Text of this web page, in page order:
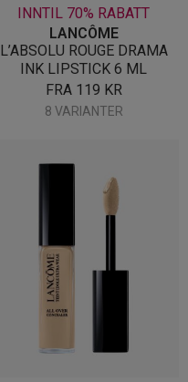
INNTIL 70% RABATT
LANCÔME
L’ABSOLU ROUGE DRAMA
INK LIPSTICK 6 ML
FRA 119 KR
8 VARIANTER